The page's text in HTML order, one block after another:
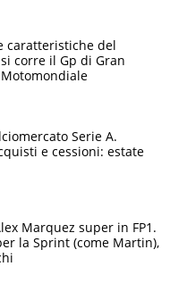
caratteristiche del
corre il Gp di Gran
Serie A.
e cessioni: estate
Marquez super in FP1.
la Sprint (come Martin),